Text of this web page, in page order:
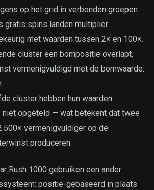
op het grid in verbonden groepen
gratis spins landen multiplier
met waarden tussen 2× en 100×.
cluster een bompositie overlapt,
vermenigvuldigd met de bomwaarde.
cluster hebben hun waarden
opgeteld — wat betekent dat twee
vermenigvuldiger op de
produceren.
Rush 1000 gebruiken een ander
positie-gebaseerd in plaats